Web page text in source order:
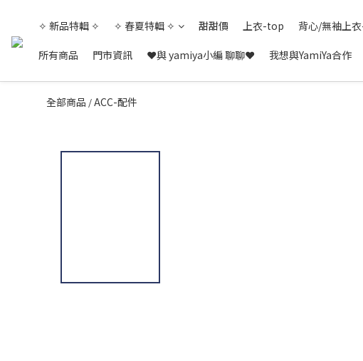
✧ 新品特輯 ✧ ✧ 春夏特輯 ✧ 甜甜價 上衣-top 背心/無袖上
所有商品 門市資訊 ❤與 yamiya小編 聊聊❤ 我想與YamiYa合作
全部商品 /ACC-配件